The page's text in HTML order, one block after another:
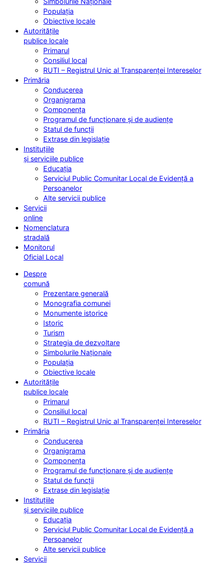
Populația
Obiective locale
Autoritățile
publice locale
Primarul
Consiliul local
RUTI – Registrul Unic al Transparenței Intereselor
Primăria
Conducerea
Organigrama
Componența
Programul de funcționare și de audiențe
Statul de funcții
Extrase din legislație
Instituțiile
și serviciile publice
Educația
Serviciul Public Comunitar Local de Evidență a
Persoanelor
Alte servicii publice
Servicii
online
Nomenclatura
stradală
Monitorul
Oficial Local
Despre
comună
Prezentare generală
Monografia comunei
Monumente istorice
Istoric
Turism
Strategia de dezvoltare
Simbolurile Naționale
Populația
Obiective locale
Autoritățile
publice locale
Primarul
Consiliul local
RUTI – Registrul Unic al Transparenței Intereselor
Primăria
Conducerea
Organigrama
Componența
Programul de funcționare și de audiențe
Statul de funcții
Extrase din legislație
Instituțiile
și serviciile publice
Educația
Serviciul Public Comunitar Local de Evidență a
Persoanelor
Alte servicii publice
Servicii